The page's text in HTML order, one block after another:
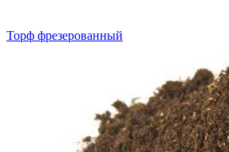
Торф фрезерованный